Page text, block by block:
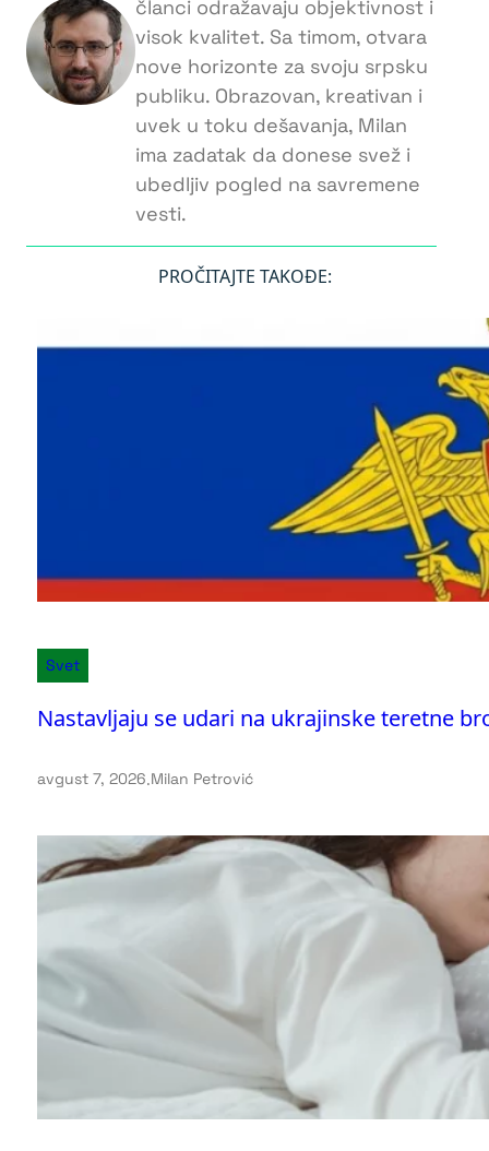
članci odražavaju objektivnost i
visok kvalitet. Sa timom, otvara
nove horizonte za svoju srpsku
publiku. Obrazovan, kreativan i
uvek u toku dešavanja, Milan
ima zadatak da donese svež i
ubedljiv pogled na savremene
vesti.
PROČITAJTE TAKOĐE:
Svet
Nastavljaju se udari na ukrajinske teretne
avgust 7, 2026.Milan Petrović